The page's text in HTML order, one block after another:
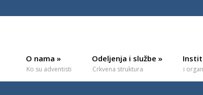
O nama »
Ko su adventisti
Odeljenja i službe »
Crkvena struktura i